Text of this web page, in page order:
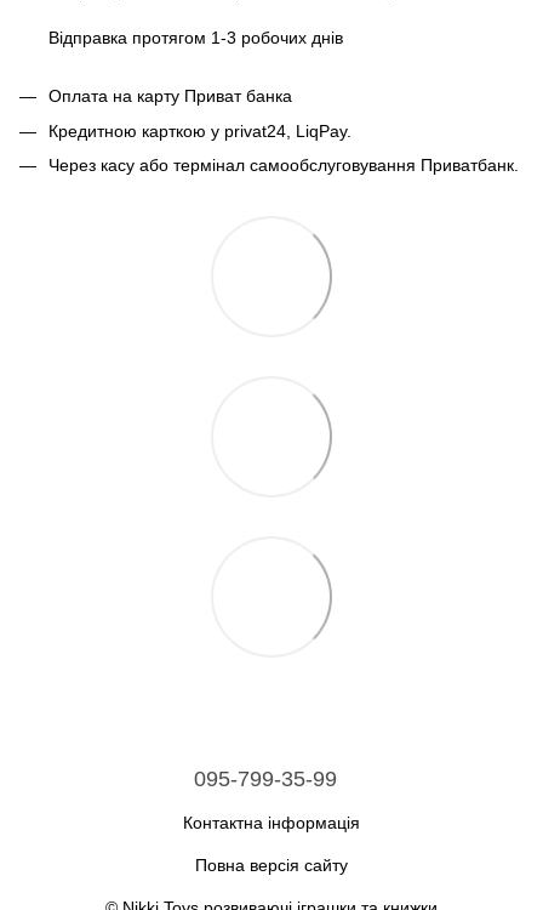
Відправка протягом 1-3 робочих днів
Оплата на карту Приват банка
Кредитною карткою у privat24, LiqPay.
Через касу або термінал самообслуговування Приватбанк.
095-799-35-99
Контактна інформація
Повна версія сайту